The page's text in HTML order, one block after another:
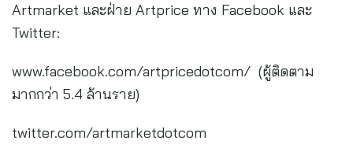
Artmarket และฝ่าย Artprice ทาง Facebook และ
Twitter:
www.facebook.com/artpricedotcom/ (ผู้ติดตาม
มากกว่า 5.4 ล้านราย)
twitter.com/artmarketdotcom